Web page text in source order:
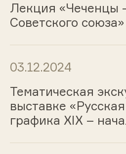
Лекция «Чеченцы
Советского союза»
03.12.2024
Тематическая
выставке
графика ХIХ –